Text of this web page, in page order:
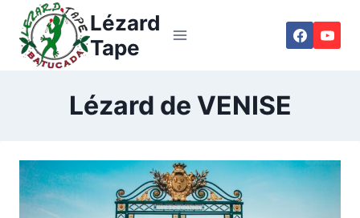
contenu
Lézard
Tape
Lézard de VENISE